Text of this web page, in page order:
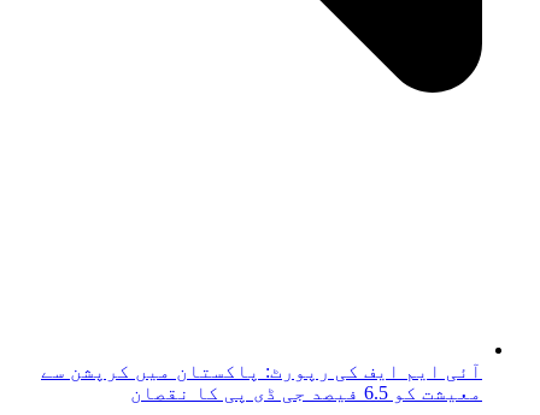
آئی ایم ایف کی رپورٹ: پاکستان میں کرپشن سے
معیشت کو 6.5 فیصد جی ڈی پی کا نقصان